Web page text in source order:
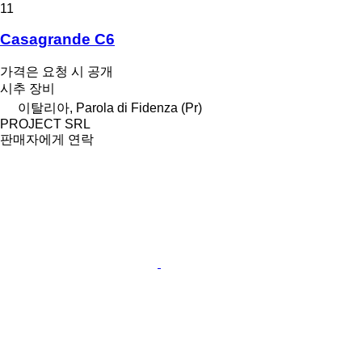
11
Casagrande C6
가격은 요청 시 공개
시추 장비
이탈리아, Parola di Fidenza (Pr)
PROJECT SRL
판매자에게 연락